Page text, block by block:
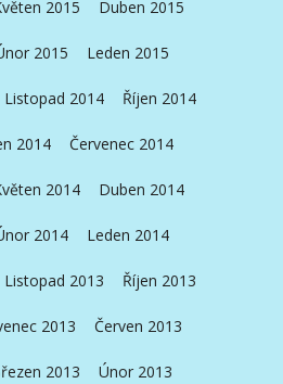
2015 Duben 2015
2015 Leden 2015
Listopad 2014 Říjen 2014
2014 Červenec 2014
2014 Duben 2014
2014 Leden 2014
Listopad 2013 Říjen 2013
2013 Červen 2013
2013 Únor 2013